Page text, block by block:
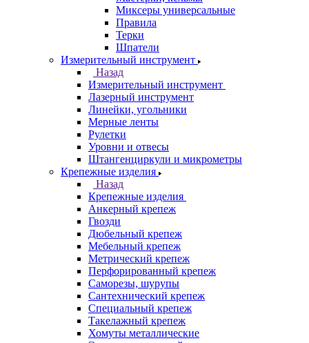
Миксеры универсальные
Правила
Терки
Шпатели
Измерительный инструмент
Назад
Измерительный инструмент
Лазерный инструмент
Линейки, угольники
Мерные ленты
Рулетки
Уровни и отвесы
Штангенциркули и микрометры
Крепежные изделия
Назад
Крепежные изделия
Анкерный крепеж
Гвозди
Дюбельный крепеж
Мебельный крепеж
Метрический крепеж
Перфорированный крепеж
Саморезы, шурупы
Сантехнический крепеж
Специальный крепеж
Такелажный крепеж
Хомуты металлические